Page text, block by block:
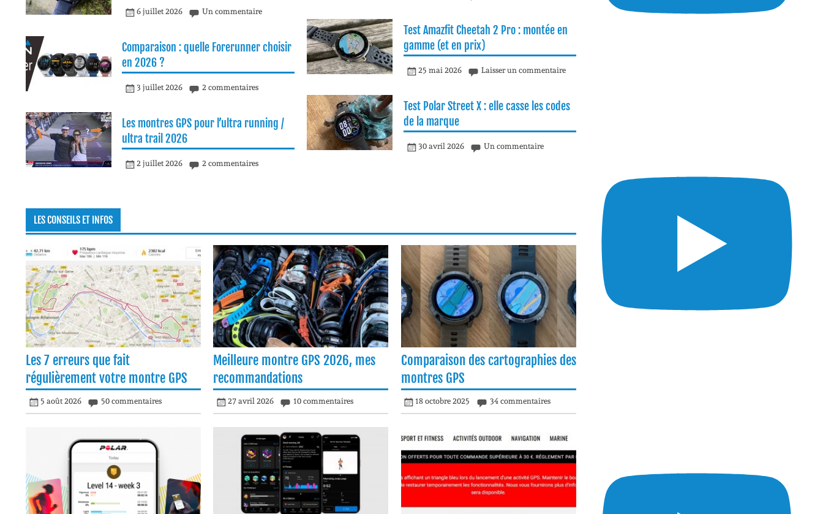
6 juillet 2026 Un commentaire
Comparaison : quelle Forerunner choisir
en 2026 ?
3 juillet 2026 2 commentaires
Les montres GPS pour l’ultra running /
ultra trail 2026
2 juillet 2026 2 commentaires
Test Amazfit Cheetah 2 Pro : montée en
gamme (et en prix)
25 mai 2026 Laisser un commentaire
Test Polar Street X : elle casse les codes
de la marque
30 avril 2026 Un commentaire
LES CONSEILS ET INFOS
Les 7 erreurs que fait
régulièrement votre montre GPS
5 août 2026 50 commentaires
Meilleure montre GPS 2026, mes
recommandations
27 avril 2026 10 commentaires
Comparaison des cartographies des
montres GPS
18 octobre 2025 34 commentaires